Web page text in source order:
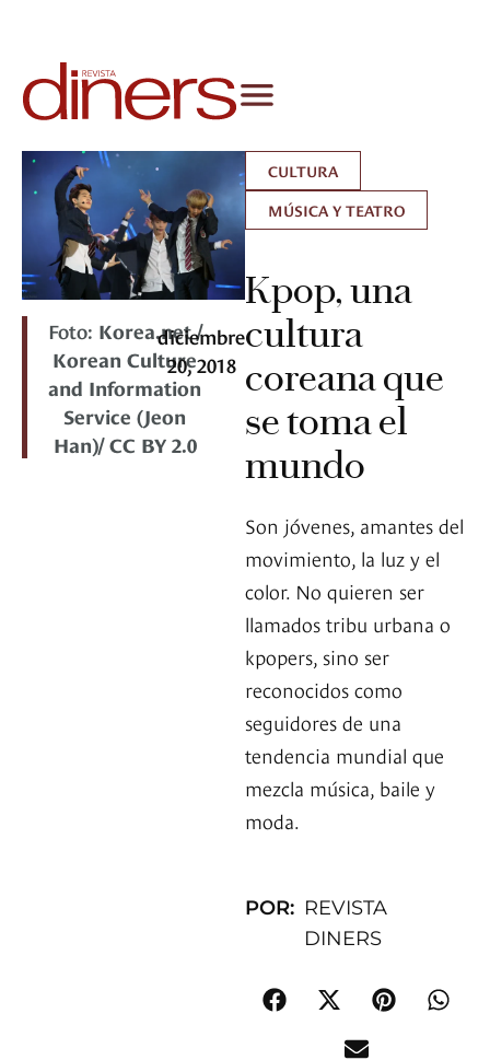
Foto: Korea.net /
Korean Culture
and Information
Service (Jeon
Han)/ CC BY 2.0
diciembre
20, 2018
CULTURA
MÚSICA Y TEATRO
Kpop, una
cultura
coreana que
se toma el
mundo
Son jóvenes, amantes del
movimiento, la luz y el
color. No quieren ser
llamados tribu urbana o
kpopers, sino ser
reconocidos como
seguidores de una
tendencia mundial que
mezcla música, baile y
moda.
POR: REVISTA
DINERS